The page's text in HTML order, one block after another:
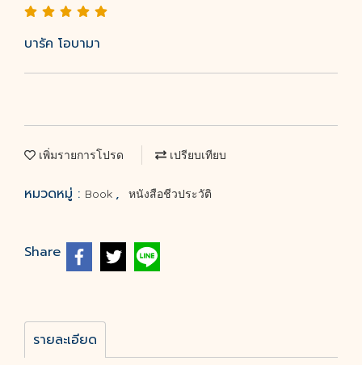
บารัค โอบามา
เพิ่มรายการโปรด เปรียบเทียบ
หมวดหมู่ : Book , หนังสือชีวประวัติ
Share
รายละเอียด